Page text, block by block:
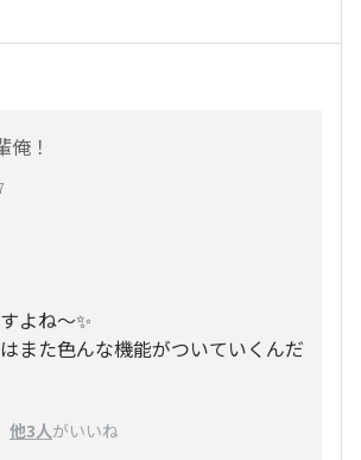
俺！
よね～✨
また色んな機能がついていくんだ
他3人がいいね